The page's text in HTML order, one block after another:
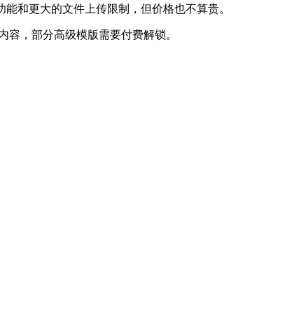
和更大的文件上传限制，但价格也不算贵。
，部分高级模版需要付费解锁。